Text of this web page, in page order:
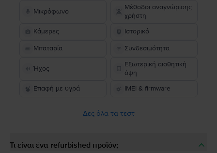
Μικρόφωνο
Μέθοδοι αναγνώρισης
χρήστη
Κάμερες
Ιστορικό
Μπαταρία Συνδεσιμότητα
Ήχος
Εξωτερική αισθητική
όψη
Επαφή με υγρά
IMEI & firmware
Δες όλα τα τεστ
Τι είναι ένα refurbished προϊόν;